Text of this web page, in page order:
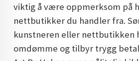
MALERIER TIL SALGS
KUNST
KUNSTNER BLOGG - EN KUNSTNERS
viktig å være oppmerksom på
nettbutikker du handler fra.
kunstneren eller nettbutikken
omdømme og tilbyr trygg